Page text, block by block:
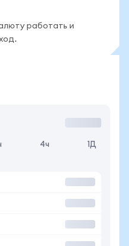
работать и
4ч 1Д